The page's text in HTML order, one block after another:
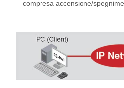
— compresa accensione/